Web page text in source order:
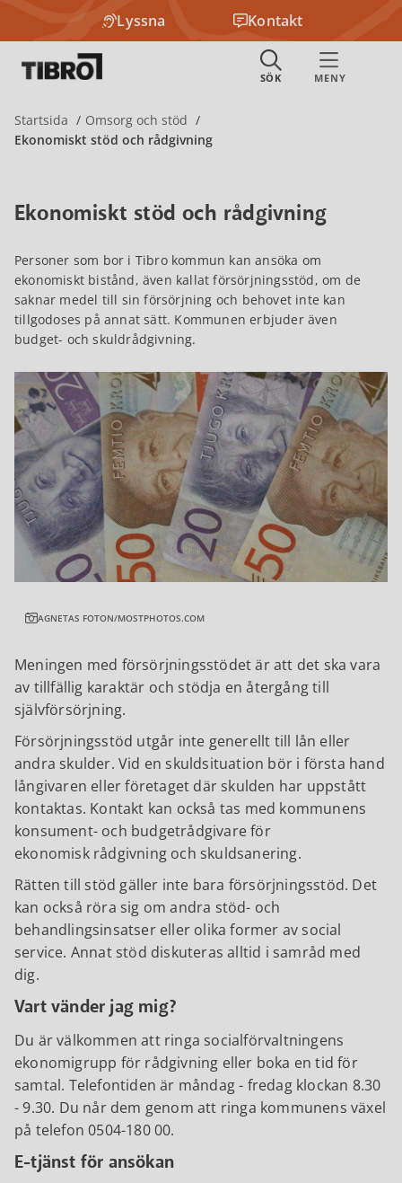
Lyssna Kontakt
Startsida
Omsorg och stöd
Ekonomiskt stöd och rådgivning
Ekonomiskt stöd och rådgivning
Personer som bor i Tibro kommun kan ansöka om
ekonomiskt bistånd, även kallat försörjningsstöd, om de
saknar medel till sin försörjning och behovet inte kan
tillgodoses på annat sätt. Kommunen erbjuder även
budget- och skuldrådgivning.
AGNETAS FOTON/MOSTPHOTOS.COM
Meningen med försörjningsstödet är att det ska vara
av tillfällig karaktär och stödja en återgång till
självförsörjning.
Försörjningsstöd utgår inte generellt till lån eller
andra skulder. Vid en skuldsituation bör i första hand
långivaren eller företaget där skulden har uppstått
kontaktas. Kontakt kan också tas med kommunens
konsument- och budgetrådgivare för
ekonomisk rådgivning och skuldsanering.
Rätten till stöd gäller inte bara försörjningsstöd. Det
kan också röra sig om andra stöd- och
behandlingsinsatser eller olika former av social
service. Annat stöd diskuteras alltid i samråd med
dig.
Vart vänder jag mig?
Du är välkommen att ringa socialförvaltningens
ekonomigrupp för rådgivning eller boka en tid för
samtal. Telefontiden är måndag - fredag klockan 8.30
- 9.30. Du når dem genom att ringa kommunens växel
på telefon 0504-180 00.
E-tjänst för ansökan